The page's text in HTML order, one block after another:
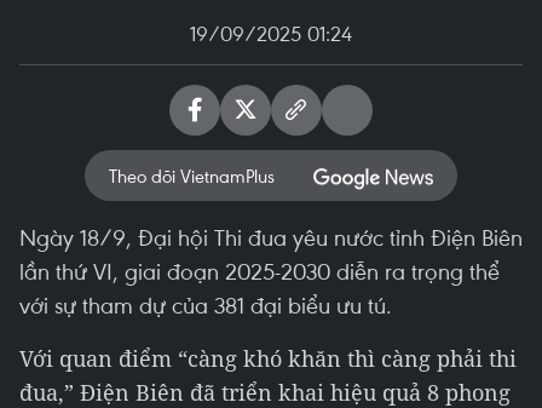
19/09/2025 01:24
Theo dõi VietnamPlus
Ngày 18/9, Đại hội Thi đua yêu nước tỉnh Điện Biên
lần thứ VI, giai đoạn 2025-2030 diễn ra trọng thể
với sự tham dự của 381 đại biểu ưu tú.
Với quan điểm “càng khó khăn thì càng phải thi
đua,” Điện Biên đã triển khai hiệu quả 8 phong